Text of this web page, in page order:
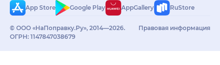
App Store
Google Play AppGallery RuStore
© ООО «НаПоправку.Ру», 2014—2026.
ОГРН: 1147847038679
Правовая информация